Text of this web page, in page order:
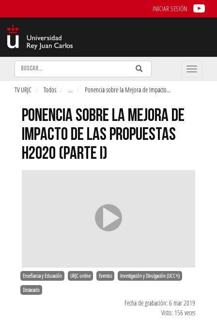
INICIAR SESIÓN
Buscar Enviar
Buscar
Toggle
TV URJC Todos ... Ponencia sobre la Mejora de Impacto...
PONENCIA SOBRE LA MEJORA DE
IMPACTO DE LAS PROPUESTAS
H2020 (PARTE I)
Enseñanza y Educación URJC online Eventos Investigación y Divulgación (UCC+i)
Destacado
Fecha de grabación: 6 mar 2019
Visto: 156 veces